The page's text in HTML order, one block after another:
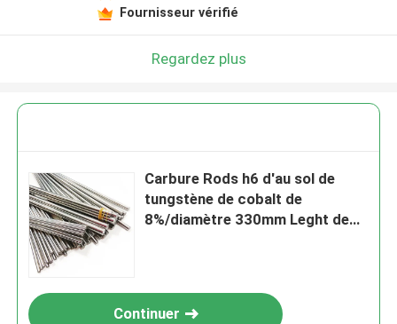
Fournisseur vérifié
Regardez plus
Carbure Rods h6 d'au sol de
tungstène de cobalt de
8%/diamètre 330mm Leght de
Continuer